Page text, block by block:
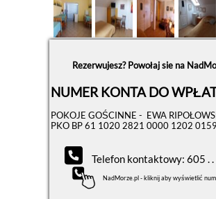
Rezerwujesz? Powołaj sie na
NUMER KONTA DO
POKOJE GOŚCINNE - EWA
PKO BP 61 1020 2821 0000 1202
Telefon kontaktowy: 605 . .
NadMorze.pl - kliknij aby wyświetlić